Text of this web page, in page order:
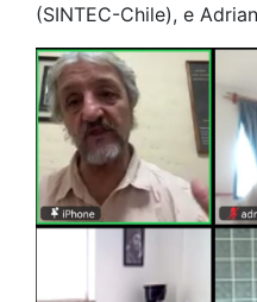
(SINTEC-Chile), e